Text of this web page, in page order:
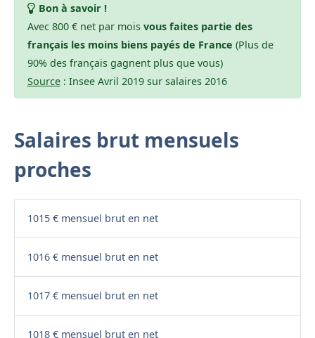
Bon à savoir !
Avec 800 € net par mois vous faites partie des
français les moins biens payés de France (Plus de
90% des français gagnent plus que vous)
Source: Insee Avril 2019 sur salaires 2016
Salaires brut mensuels
proches
1015 € mensuel brut en net
1016 € mensuel brut en net
1017 € mensuel brut en net
1018 € mensuel brut en net